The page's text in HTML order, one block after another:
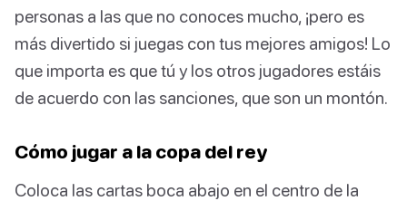
personas a las que no conoces mucho, ¡pero es
más divertido si juegas con tus mejores amigos! Lo
que importa es que tú y los otros jugadores estáis
de acuerdo con las sanciones, que son un montón.
Cómo jugar a la copa del rey
Coloca las cartas boca abajo en el centro de la